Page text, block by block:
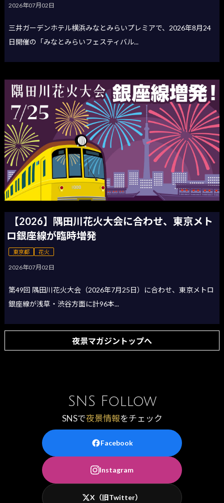
2026年07月02日
三井ガーデンホテル横浜みなとみらいプレミアで、2026年8月24
日開催の「みなとみらいフェスティバル...
【2026】隅田川花火大会に合わせ、東京メト
ロ銀座線が臨時増発
東京都 花火
2026年07月02日
第49回 隅田川花火大会（2026年7月25日）に合わせ、東京メトロ
銀座線が浅草・渋谷方面に計96本...
夜景マガジントップへ
SNS Follow
SNSで夜景情報をチェック
Facebook
Instagram
X（旧Twitter）